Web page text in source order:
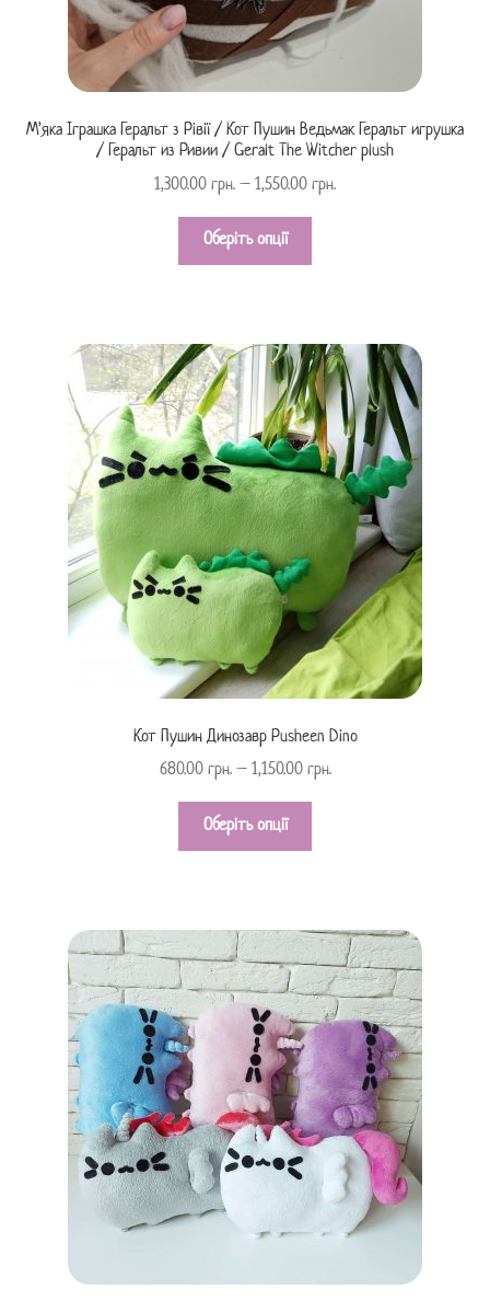
М’яка Іграшка Геральт з Рівії / Кот Пушин Ведьмак Геральт игрушка
/ Геральт из Ривии / Geralt The Witcher plush
1,300.00 грн. – 1,550.00 грн.
Оберіть опції
Кот Пушин Динозавр Pusheen Dino
680.00 грн.– 1,150.00 грн.
Оберіть опції